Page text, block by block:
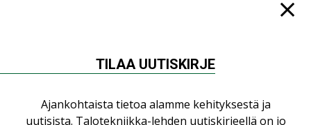
LEHDEN ARTIKKELIT ,TILAAJILLE
pitäisi helpottaa arkea, ei monimutkaistaa
sitä”
TILAA UUTISKIRJE
Ajankohtaista tietoa alamme kehityksestä ja
uutisista. Talotekniikka-lehden uutiskirjeellä on jo